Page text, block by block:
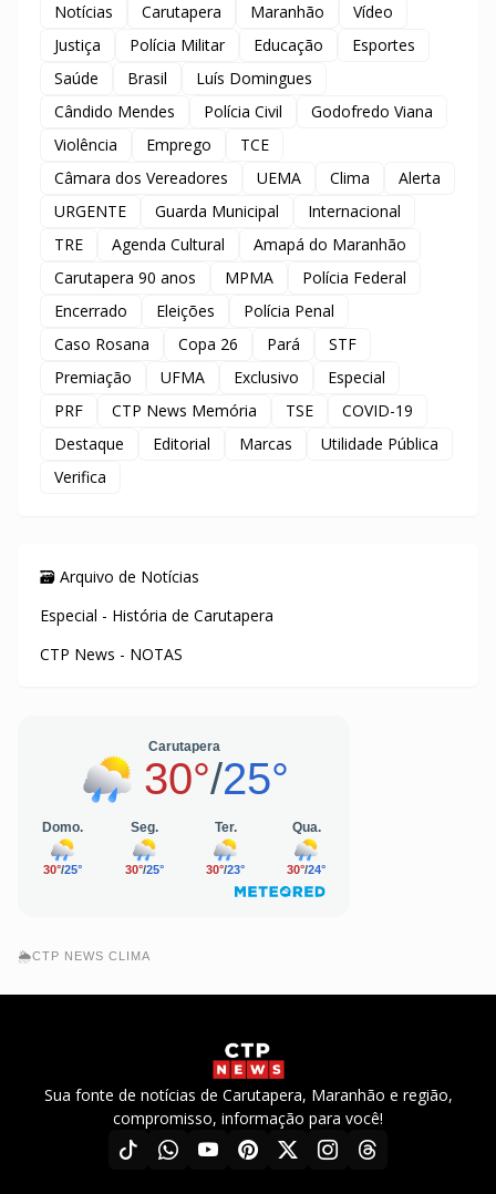
Notícias Carutapera Maranhão
Vídeo
Justiça
Polícia Militar Educação
Esportes
Saúde
Brasil
Luís Domingues
Cândido Mendes
Polícia Civil
Godofredo Viana
Violência
Emprego
TCE
Câmara dos Vereadores
UEMA Clima
Alerta
URGENTE
Guarda Municipal
Internacional
TRE
Agenda Cultural
Amapá do Maranhão
Carutapera 90 anos
MPMA
Polícia Federal
Encerrado
Eleições
Polícia Penal
Caso Rosana
Copa 26 Pará
STF
Premiação
UFMA Exclusivo
Especial
PRF
CTP News Memória TSE
COVID-19
Destaque
Editorial Marcas
Utilidade Pública
Verifica
🗃️ Arquivo de Notícias
Especial - História de Carutapera
CTP News - NOTAS
🌦️CTP NEWS CLIMA
Sua fonte de notícias de Carutapera, Maranhão e região,
compromisso, informação para você!